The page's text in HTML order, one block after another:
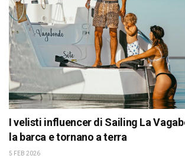
I velisti influencer di Sailing La
la barca e tornano a terra
5 FEB 2026